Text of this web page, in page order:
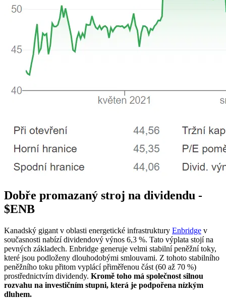
Dobře promazaný stroj na dividendu -
$ENB
Kanadský gigant v oblasti energetické infrastruktury Enbridge v
současnosti nabízí dividendový výnos 6,3 %. Tato výplata stojí na
pevných základech. Enbridge generuje velmi stabilní peněžní toky,
které jsou podloženy dlouhodobými smlouvami. Z tohoto stabilního
peněžního toku přitom vyplácí přiměřenou část (60 až 70 %)
prostřednictvím dividendy. Kromě toho má společnost silnou
rozvahu na investičním stupni, která je podpořena nízkým
dluhem.